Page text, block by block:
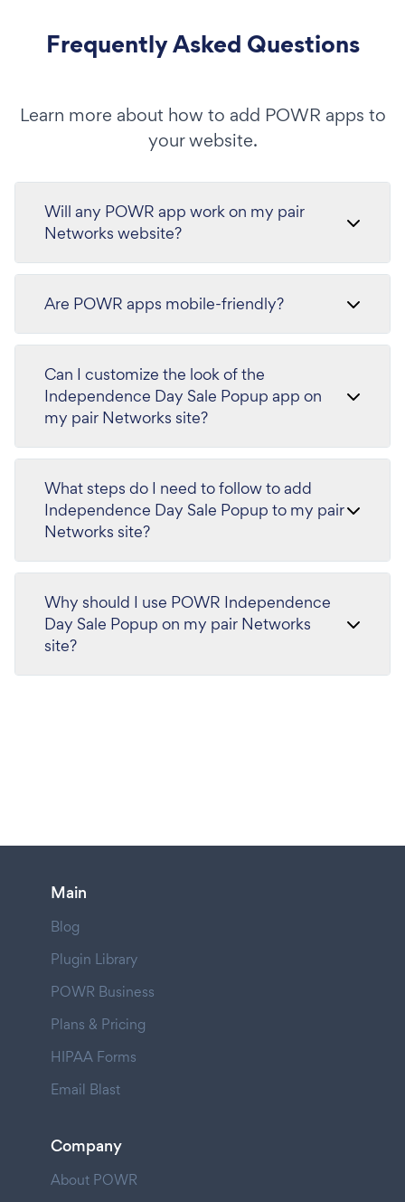
Frequently Asked Questions
Learn more about how to add POWR apps to
your website.
Will any POWR app work on my pair
Networks website?
Are POWR apps mobile-friendly?
Can I customize the look of the
Independence Day Sale Popup app on
my pair Networks site?
What steps do I need to follow to add
Independence Day Sale Popup to my pair
Networks site?
Why should I use POWR Independence
Day Sale Popup on my pair Networks
site?
Main
Blog
Plugin Library
POWR Business
Plans & Pricing
HIPAA Forms
Email Blast
Company
About POWR